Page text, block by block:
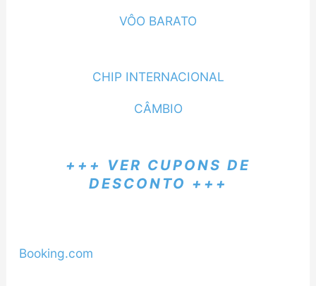
VÔO BARATO
CHIP INTERNACIONAL
CÂMBIO
+++ VER CUPONS DE
DESCONTO +++
Booking.com